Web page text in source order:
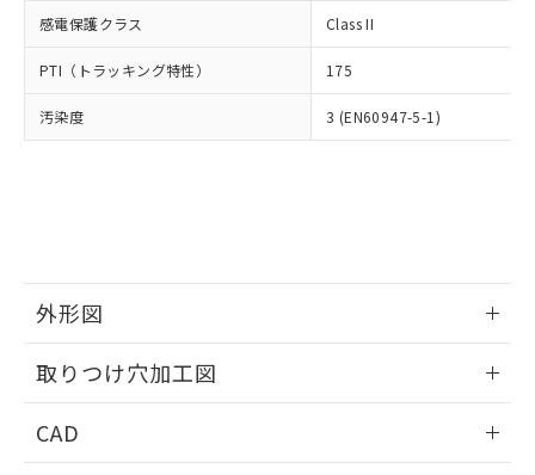
感電保護クラス Class II
PTI（トラッキング特性） 175
汚染度 3 (EN60947-5-1)
外形図
取りつけ穴加工図
CAD
在庫状況および標準価格結果を当社の
事前の承諾なく第三者に漏洩または開
示しないようお願いします。
マイパーツ機能（部品リスト作成サー
ビス）をご利用いただくには、I-Web
品・サービスに関するお客様との取
の共同利用に関して"
用者の範囲」に記載されている法人を
部品在庫の切り替え状況などにより、予定
月が前後することがあります。
EU RoHS指令（10物質）の非含有証明書
51物質の非含有証明書（当社基準）
※本証明書は発行日時点で非含有を証明す
「ｅ」：有害物質（10物質）のすべてが基
準値以下であることを示します。
「10」：通常の使用状況下において有害物
質が外部に漏えいし、環境に深刻な影響を
及ぼさない年数を意味します。
当社は、貴社製品を第三者に販売する
場合は、上記1、2および3の内容を当
該第三者に通知します。また当社は、
販売先および販売に係わる関係者が違
法に輸出するおそれがある場合は、取
り引きをいたしません。
機器販売店・当社販売員にご確
受注生産機種、また在庫状況の
情報を公開していない機種